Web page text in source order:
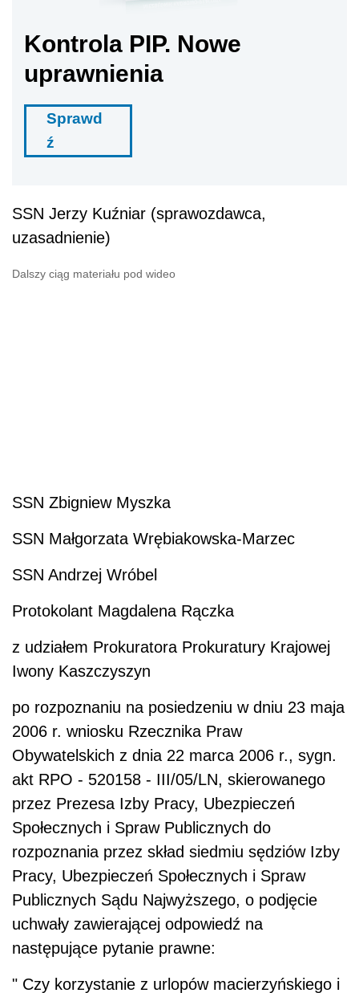
Kontrola PIP. Nowe
uprawnienia
Sprawd
ź
SSN Jerzy Kuźniar (sprawozdawca,
uzasadnienie)
Dalszy ciąg materiału pod wideo
SSN Zbigniew Myszka
SSN Małgorzata Wrębiakowska-Marzec
SSN Andrzej Wróbel
Protokolant Magdalena Rączka
z udziałem Prokuratora Prokuratury Krajowej
Iwony Kaszczyszyn
po rozpoznaniu na posiedzeniu w dniu 23 maja
2006 r. wniosku Rzecznika Praw
Obywatelskich z dnia 22 marca 2006 r., sygn.
akt RPO - 520158 - III/05/LN, skierowanego
przez Prezesa Izby Pracy, Ubezpieczeń
Społecznych i Spraw Publicznych do
rozpoznania przez skład siedmiu sędziów Izby
Pracy, Ubezpieczeń Społecznych i Spraw
Publicznych Sądu Najwyższego, o podjęcie
uchwały zawierającej odpowiedź na
następujące pytanie prawne:
" Czy korzystanie z urlopów macierzyńskiego i